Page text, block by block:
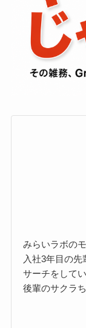
みらいラボの
入社3年目の
サーチをして
後輩のサクラ